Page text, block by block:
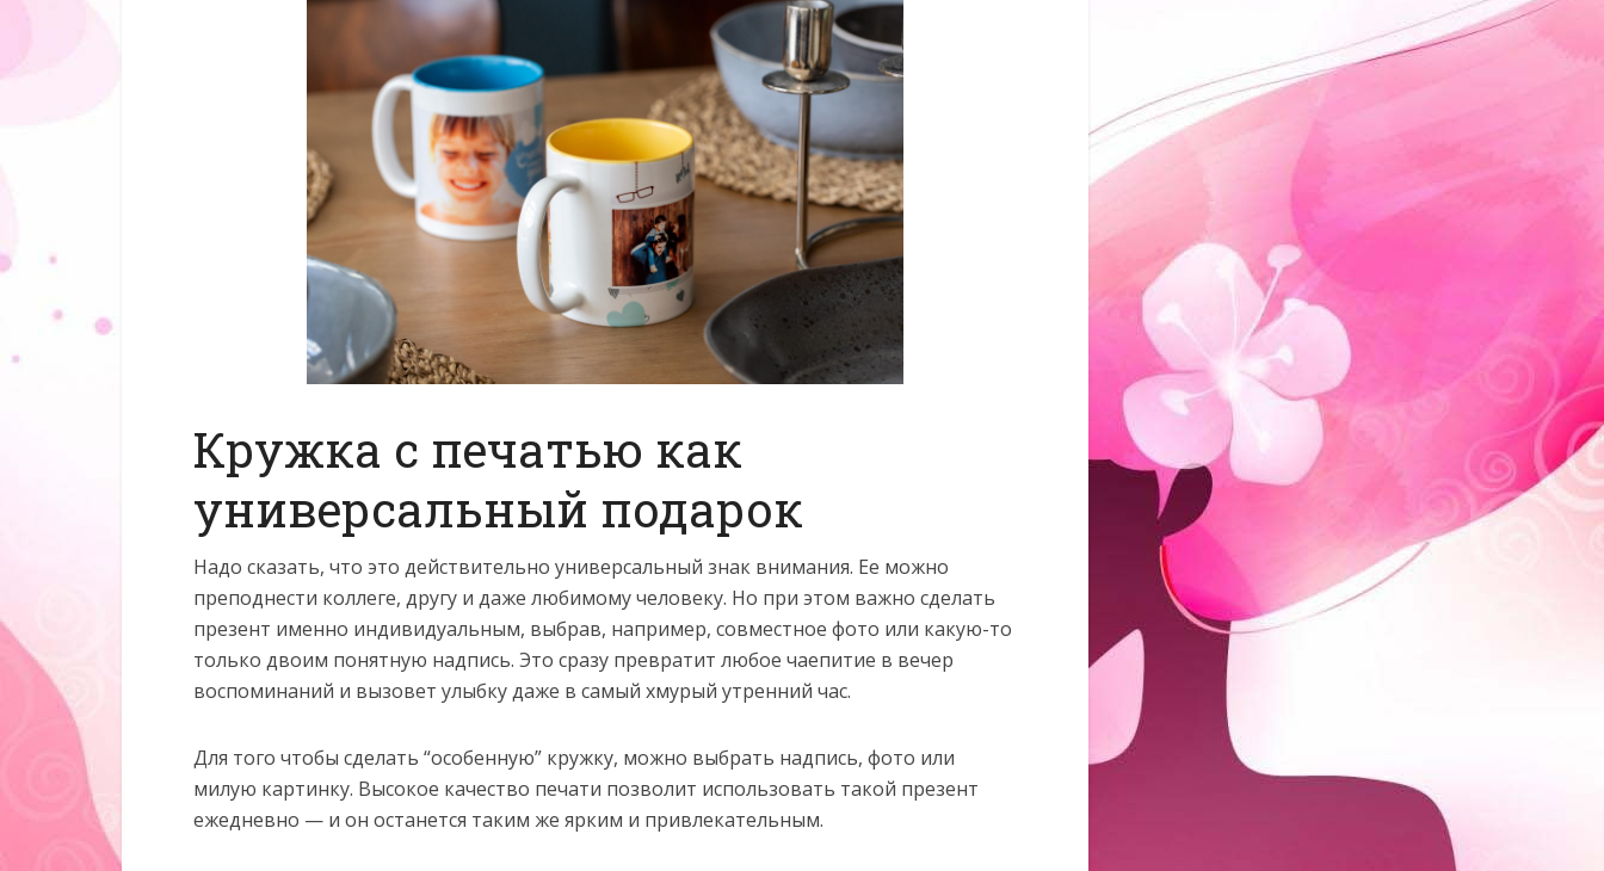
Кружка с печатью как
универсальный подарок
Надо сказать, что это действительно универсальный знак внимания. Ее можно
преподнести коллеге, другу и даже любимому человеку. Но при этом важно сделать
презент именно индивидуальным, выбрав, например, совместное фото или какую-то
только двоим понятную надпись. Это сразу превратит любое чаепитие в вечер
воспоминаний и вызовет улыбку даже в самый хмурый утренний час.
Для того чтобы сделать “особенную” кружку, можно выбрать надпись, фото или
милую картинку. Высокое качество печати позволит использовать такой презент
ежедневно — и он останется таким же ярким и привлекательным.